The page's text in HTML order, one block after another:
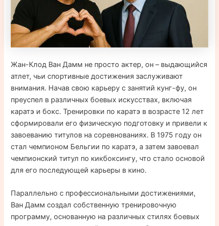
Жан-Клод Ван Дамм не просто актер, он – выдающийся
атлет, чьи спортивные достижения заслуживают
внимания. Начав свою карьеру с занятий кунг-фу, он
преуспел в различных боевых искусствах, включая
каратэ и бокс. Тренировки по каратэ в возрасте 12 лет
сформировали его физическую подготовку и привели к
завоеванию титулов на соревнованиях. В 1975 году он
стал чемпионом Бельгии по каратэ, а затем завоевал
чемпионский титул по кикбоксингу, что стало основой
для его последующей карьеры в кино.
Параллельно с профессиональными достижениями,
Ван Дамм создал собственную тренировочную
программу, основанную на различных стилях боевых